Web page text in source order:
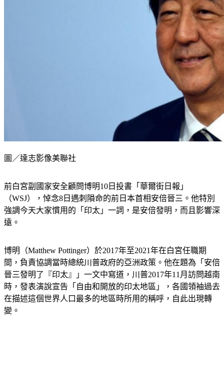
圖／達志影像美聯社
前白宮副國家安全顧問博明10日投書「華爾街日報」
（WSJ），悼念8日遇刺隕命的前日本首相安倍晉三。他特別
強調今天大家慣用的「印太」一詞，是安倍發明，而且影響深
遠。
博明（Matthew Pottinger）於2017年至2021年在白宮任職期
間，負責協調當時總統川普政府的亞洲政策。他在題為「安倍
晉三發明了『印太』」一文中寫道，川普2017年11月訪問越南
時，發表演說宣告「自由和開放的印太地區」，各國領袖過去
在描述這個世界人口最多的地區時所用的稱呼，自此出現轉
變。